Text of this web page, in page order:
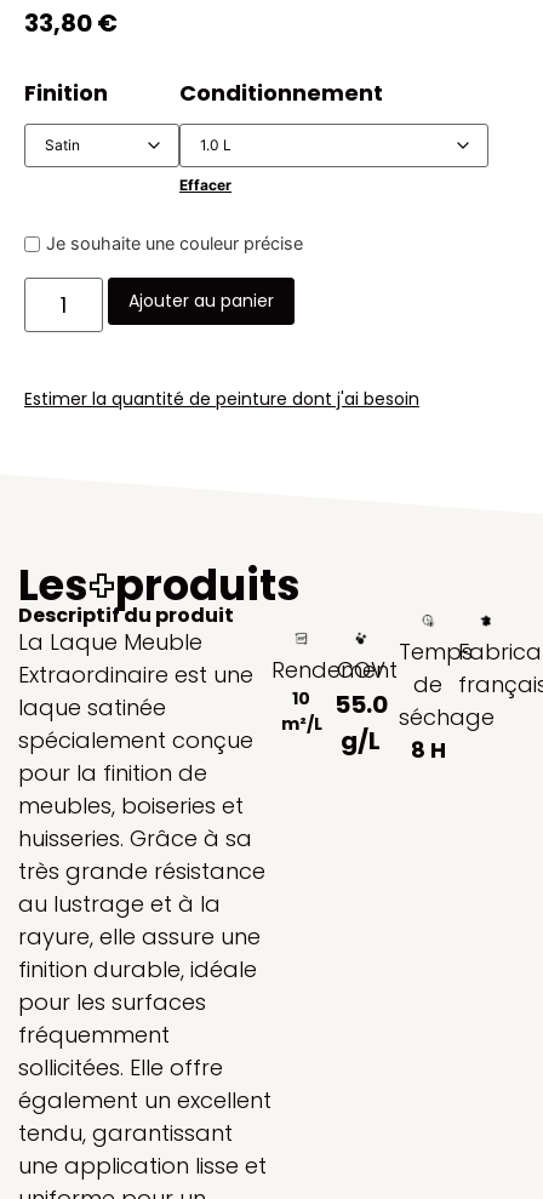
33,80 €
Finition Conditionnement
Effacer
Je souhaite une couleur précise
Ajouter au panier
Estimer la quantité de peinture dont j'ai besoin
Les+produits
Descriptif du produit
La Laque Meuble
Extraordinaire est une
laque satinée
spécialement conçue
pour la finition de
meubles, boiseries et
huisseries. Grâce à sa
très grande résistance
au lustrage et à la
rayure, elle assure une
finition durable, idéale
pour les surfaces
fréquemment
sollicitées. Elle offre
également un excellent
tendu, garantissant
une application lisse et
Rendement
10
m²/L
COV
55.0
g/L
Temps
de
séchage
8 H